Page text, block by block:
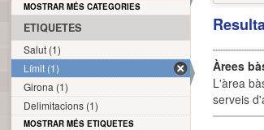
Àrees
L'àrea
serveis
MOSTRAR MÉS CATEGORIES
ETIQUETES
Salut (1)
Límit (1)
Girona (1)
Delimitacions (1)
MOSTRAR MÉS ETIQUETES